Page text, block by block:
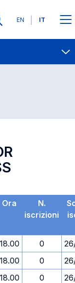
Lingue
EN IT
Contatti
Open
Ora
N.
iscrizioni
18.00 0
18.00 0
18.00 0